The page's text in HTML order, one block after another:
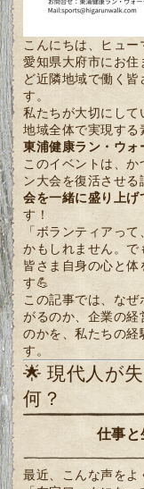
こんにちは、ヒュー
愛知県大府市にお住
ど近隣地域で働く皆
す。
私たちが大切にして
地域全体で実現す
東浦健康ラン・ウォ
このイベントは、
ン大会を復活させ
会を一緒に盛り上
す！
「ボランティアっ
かもしれません。で
皆さま自身の心と
す💪
この記事では、な
がるのか、企業の経
のかを、私たちの経
す。
🌟 現代人が
何？
仕事
最近、こんな声をよ